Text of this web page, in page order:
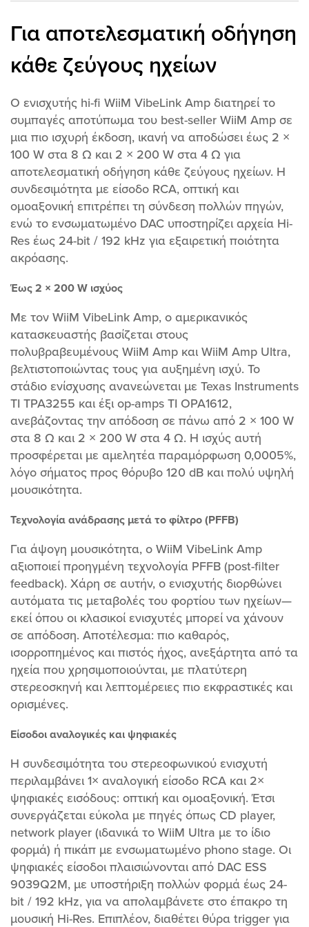
ανά κανάλι στα 4 ohm.
Μετατρέψτε τα παθητικά ηχεία
σας, συμπεριλαμβανομένων των
επιδαπέδιων, integrated ή
εξωτερικών ηχείων σε έξυπνες
μονάδες αναπαραγωγής
ηχητική σας εμπειρία με την
εφαρμογή WiiM Home. Πείτε
αντίο στην αναζήτηση
εφαρμογών- αυτή η εφαρμογή
σας συνδέει με μια πληθώρα
δημοφιλών υπηρεσιών
streaming, όπως Spotify,
iHeartRadio, Tidal, Amazon
Music, Qobuz, Napster, Pandora,
TuneIn, Deezer και άλλες.
ανά κανάλι στα 4 ohm.
Μετατρέψτε τα παθητικά ηχεία
σας, συμπεριλαμβανομένων των
επιδαπέδιων, integrated ή
εξωτερικών ηχείων σε έξυπνες
ηχητική σας εμπειρία με την
εφαρμογή WiiM Home. Πείτε
αντίο στην αναζήτηση
εφαρμογών- αυτή η εφαρμογή
σας συνδέει με μια πληθώρα
δημοφιλών υπηρεσιών
streaming, όπως Spotify,
iHeartRadio, Tidal, Amazon
Music, Qobuz, Napster, Pandora,
TuneIn, Deezer και άλλες.
Για αποτελεσματική οδήγηση
κάθε ζεύγους ηχείων
Ο ενισχυτής hi-fi WiiM VibeLink Amp διατηρεί το
συμπαγές αποτύπωμα του best-seller WiiM Amp σε
μια πιο ισχυρή έκδοση, ικανή να αποδώσει έως 2 ×
100 W στα 8 Ω και 2 × 200 W στα 4 Ω για
αποτελεσματική οδήγηση κάθε ζεύγους ηχείων. Η
συνδεσιμότητα με είσοδο RCA, οπτική και
ομοαξονική επιτρέπει τη σύνδεση πολλών πηγών,
ενώ το ενσωματωμένο DAC υποστηρίζει αρχεία Hi-
Res έως 24-bit / 192 kHz για εξαιρετική ποιότητα
ακρόασης.
Έως 2 × 200 W ισχύος
Με τον WiiM VibeLink Amp, ο αμερικανικός
κατασκευαστής βασίζεται στους
πολυβραβευμένους WiiM Amp και WiiM Amp Ultra,
βελτιστοποιώντας τους για αυξημένη ισχύ. Το
στάδιο ενίσχυσης ανανεώνεται με Texas Instruments
TI TPA3255 και έξι op-amps TI OPA1612,
ανεβάζοντας την απόδοση σε πάνω από 2 × 100 W
στα 8 Ω και 2 × 200 W στα 4 Ω. Η ισχύς αυτή
προσφέρεται με αμελητέα παραμόρφωση 0,0005%,
λόγο σήματος προς θόρυβο 120 dB και πολύ υψηλή
μουσικότητα.
Τεχνολογία ανάδρασης μετά το φίλτρο (PFFB)
Για άψογη μουσικότητα, ο WiiM VibeLink Amp
αξιοποιεί προηγμένη τεχνολογία PFFB (post-filter
feedback). Χάρη σε αυτήν, ο ενισχυτής διορθώνει
αυτόματα τις μεταβολές του φορτίου των ηχείων—
εκεί όπου οι κλασικοί ενισχυτές μπορεί να χάνουν
σε απόδοση. Αποτέλεσμα: πιο καθαρός,
ισορροπημένος και πιστός ήχος, ανεξάρτητα από τα
ηχεία που χρησιμοποιούνται, με πλατύτερη
στερεοσκηνή και λεπτομέρειες πιο εκφραστικές και
ορισμένες.
Είσοδοι αναλογικές και ψηφιακές
Η συνδεσιμότητα του στερεοφωνικού ενισχυτή
περιλαμβάνει 1× αναλογική είσοδο RCA και 2×
ψηφιακές εισόδους: οπτική και ομοαξονική. Έτσι
συνεργάζεται εύκολα με πηγές όπως CD player,
network player (ιδανικά το WiiM Ultra με το ίδιο
φορμά) ή πικάπ με ενσωματωμένο phono stage. Οι
ψηφιακές είσοδοι πλαισιώνονται από DAC ESS
9039Q2M, με υποστήριξη πολλών φορμά έως 24-
bit / 192 kHz, για να απολαμβάνετε στο έπακρο τη
μουσική Hi-Res. Επιπλέον, διαθέτει θύρα trigger για